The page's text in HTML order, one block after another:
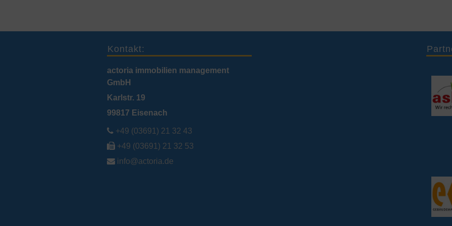
Kontakt:
actoria immobilien management
GmbH
Karlstr. 19
99817 Eisenach
 +49 (03691) 21 32 43
 +49 (03691) 21 32 53
 info@actoria.de